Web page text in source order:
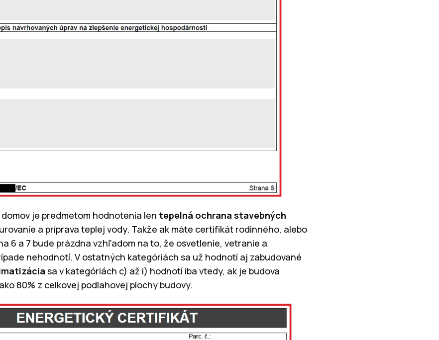
je predmetom hodnotenia len tepelná ochrana stavebných
a príprava teplej vody. Takže ak máte certifikát rodinného, alebo
6 a 7 bude prázdna vzhľadom na to, že osvetlenie, vetranie a
nehodnotí. V ostatných kategóriách sa už hodnotí aj zabudované
sa v kategóriách c) až i) hodnotí iba vtedy, ak je budova
80% z celkovej podlahovej plochy budovy.